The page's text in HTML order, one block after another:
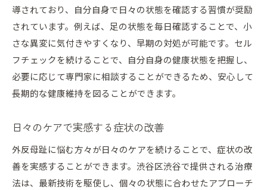
導されており、自分自身で日々の状態を確認する習慣が奨励
されています。例えば、足の状態を毎日確認することで、小
さな異変に気付きやすくなり、早期の対処が可能です。セル
フチェックを続けることで、自分自身の健康状態を把握し、
必要に応じて専門家に相談することができるため、安心して
長期的な健康維持を図ることができます。
日々のケアで実感する症状の改善
外反母趾に悩む方々が日々のケアを続けることで、症状の改
善を実感することができます。渋谷区渋谷で提供される治療
法は、最新技術を駆使し、個々の状態に合わせたアプローチ